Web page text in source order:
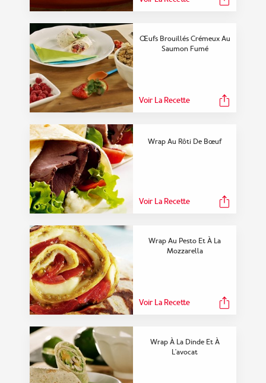
Œufs Brouillés Crémeux Au
Saumon Fumé
Voir La Recette
Wrap Au Rôti De Bœuf
Voir La Recette
Wrap Au Pesto Et À La
Mozzarella
Voir La Recette
Wrap À La Dinde Et À
L'avocat